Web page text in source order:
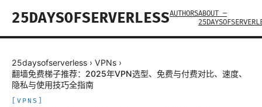
25DAYSOFSERVERLESSAUTHORSABOUT —
25daysofserverless › VPNs ›
翻墙免费梯子推荐：2025年VPN选型、免费与付费对比、速度、
隐私与使用技巧全指南
VPNS